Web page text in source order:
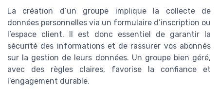
La création d’un groupe implique la collecte de
données personnelles via un formulaire d’inscription ou
l’espace client. Il est donc essentiel de garantir la
sécurité des informations et de rassurer vos abonnés
sur la gestion de leurs données. Un groupe bien géré,
avec des règles claires, favorise la confiance et
l’engagement durable.